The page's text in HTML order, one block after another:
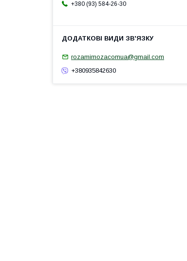
+380 (93) 584-26-30
rozamimozacomua@gmail.com
+380935842630